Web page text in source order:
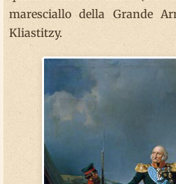
maresciallo della Grande
Kliastitzy.